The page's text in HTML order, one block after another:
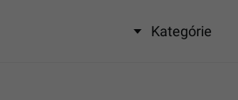
Kategórie